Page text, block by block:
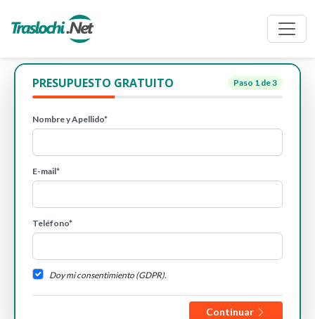
PRESUPUESTO GRATUITO Paso 1 de 3
Nombre y Apellido*
E-mail*
Teléfono*
Doy mi consentimiento (GDPR).
Continuar